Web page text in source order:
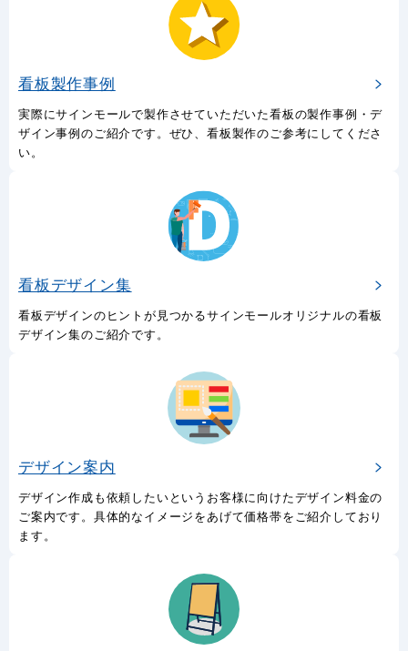
看板製作事例
実際にサインモールで製作させていただいた看板の製作事例・デ
ザイン事例のご紹介です。ぜひ、看板製作のご参考にしてくださ
い。
看板デザイン集
看板デザインのヒントが見つかるサインモールオリジナルの看板
デザイン集のご紹介です。
デザイン案内
デザイン作成も依頼したいというお客様に向けたデザイン料金の
ご案内です。具体的なイメージをあげて価格帯をご紹介しており
ます。